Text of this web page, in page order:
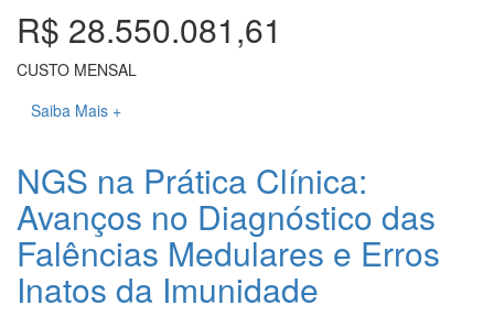
R$ 28.550.081,61
CUSTO MENSAL
Saiba Mais +
NGS na Prática Clínica:
Avanços no Diagnóstico das
Falências Medulares e Erros
Inatos da Imunidade